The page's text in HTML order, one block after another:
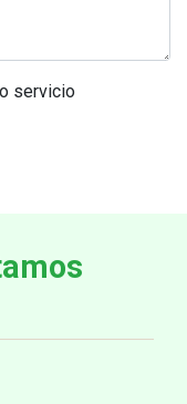
servicio